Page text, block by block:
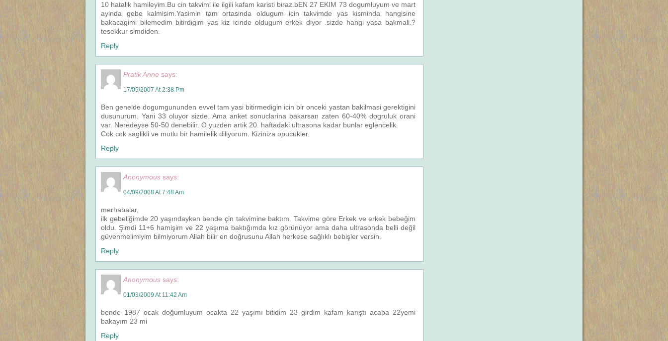
10 hatalik hamileyim.Bu cin takvimi ile ilgili kafam karisti biraz.bEN 27 EKIM 73 dogumluyum ve mart
ayinda gebe kalmisim.Yasimin tam ortasinda oldugum icin takvimde yas kisminda hangisine
bakacagimi bilemedim bitirdigim yas kiz icinde oldugum erkek diyor .sizde hangi yasa bakmali.?
tesekkur simdiden.
Reply
Pratik Anne says:
17/05/2007 At 2:38 Pm
Ben genelde dogumgununden evvel tam yasi bitirmedigin icin bir onceki yastan bakilmasi gerektigini
dusunurum. Yani 33 oluyor sizde. Ama anket sonuclarina bakarsan zaten 60-40% dogruluk orani
var. Neredeyse 50-50 denebilir. O yuzden artik 20. haftadaki ultrasona kadar bunlar eglencelik.
Cok cok saglikli ve mutlu bir hamilelik diliyorum. Kiziniza opucukler.
Reply
Anonymous says:
04/09/2008 At 7:48 Am
merhabalar,
ilk gebeliğimde 20 yaşındayken bende çin takvimine baktım. Takvime göre Erkek ve erkek bebeğim
oldu. Şimdi 11+6 hamişim ve 22 yaşıma baktığımda kız görünüyor ama daha ultrasonda belli değil
güvenmelimiyim bilmiyorum Allah bilir en doğrusunu Allah herkese sağlıklı bebişler versin.
Reply
Anonymous says:
01/03/2009 At 11:42 Am
bende 1987 ocak doğumluyum ocakta 22 yaşımı bitidim 23 girdim kafam karıştı acaba 22yemi
bakayım 23 mi
Reply